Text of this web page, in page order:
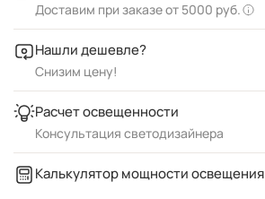
Доставим при заказе от 5000 руб.
Нашли дешевле?
Снизим цену!
Расчет освещенности
Консультация светодизайнера
Калькулятор мощности освещения